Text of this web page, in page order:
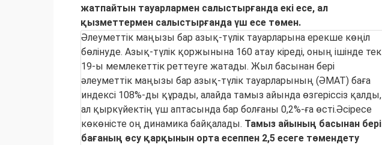
жатпайтын тауарлармен салыстырғанда екі есе, ал
қызметтермен салыстырғанда үш есе төмен.
Әлеуметтік маңызы бар азық-түлік тауарларына ерекше көңіл
бөлінуде. Азық-түлік қоржынына 160 атау кіреді, оның ішінде тек
19-ы мемлекеттік реттеуге жатады. Жыл басынан бері
әлеуметтік маңызы бар азық-түлік тауарларының (ӘМАТ) баға
индексі 108%-ды құрады, алайда тамыз айында өзгеріссіз қалды,
ал қыркүйектің үш аптасында бар болғаны 0,2%-ға өсті.Әсіресе
көкөністе оң динамика байқалады. Тамыз айының басынан бері
бағаның өсу қарқынын орта есеппен 2,5 есеге төмендету